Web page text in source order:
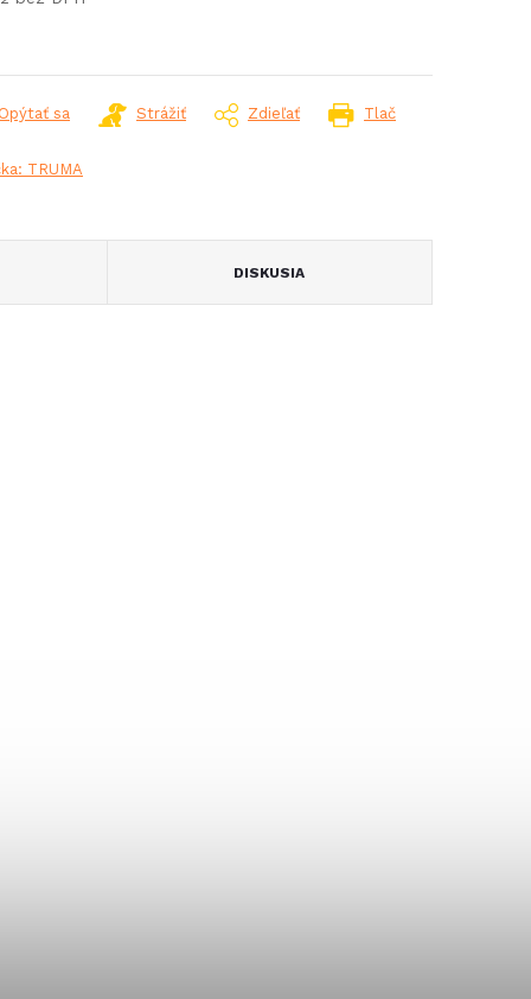
Tlač
Opýtať sa Strážiť Zdieľať
TRUMA
DISKUSIA